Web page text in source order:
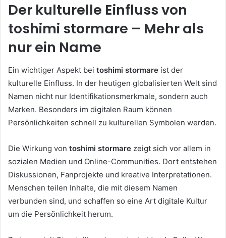
Der kulturelle Einfluss von
toshimi stormare – Mehr als
nur ein Name
Ein wichtiger Aspekt bei toshimi stormare ist der
kulturelle Einfluss. In der heutigen globalisierten Welt sind
Namen nicht nur Identifikationsmerkmale, sondern auch
Marken. Besonders im digitalen Raum können
Persönlichkeiten schnell zu kulturellen Symbolen werden.
Die Wirkung von toshimi stormare zeigt sich vor allem in
sozialen Medien und Online-Communities. Dort entstehen
Diskussionen, Fanprojekte und kreative Interpretationen.
Menschen teilen Inhalte, die mit diesem Namen
verbunden sind, und schaffen so eine Art digitale Kultur
um die Persönlichkeit herum.